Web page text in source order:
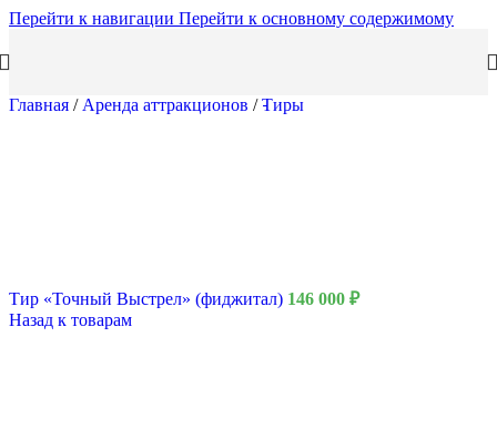
Перейти к навигации Перейти к основному содержимому
Главная / Аренда аттракционов / Тиры
Тир «Точный Выстрел» (фиджитал) 146 000 ₽
Назад к товарам